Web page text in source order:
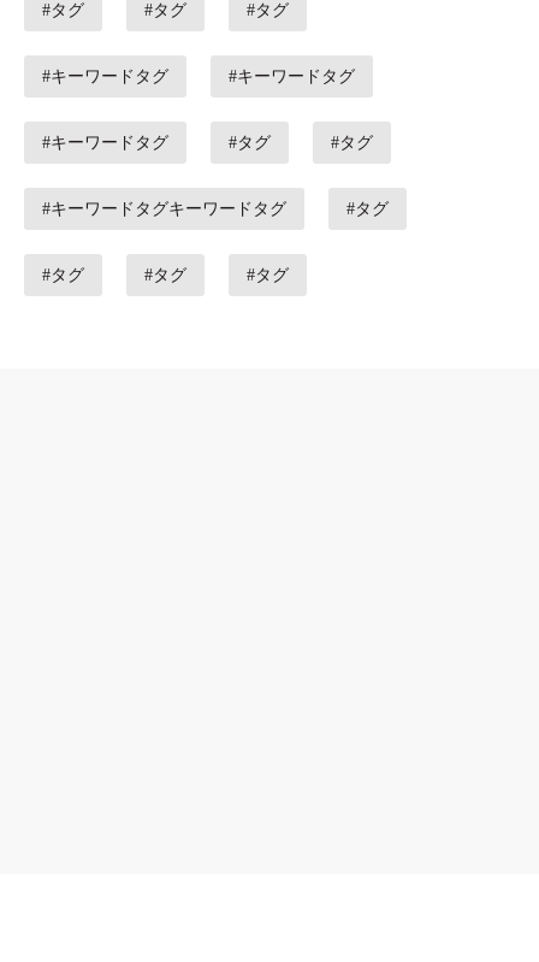
#タグ #タグ #タグ
#キーワードタグ #キーワードタグ
#キーワードタグ #タグ #タグ
#キーワードタグキーワードタグ #タグ
#タグ #タグ #タグ